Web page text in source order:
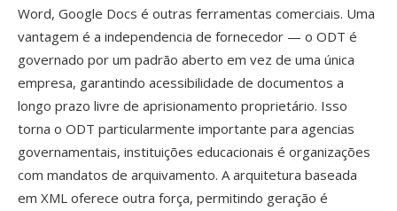
Word, Google Docs é outras ferramentas comerciais. Uma
vantagem é a independencia de fornecedor — o ODT é
governado por um padrão aberto em vez de uma única
empresa, garantindo acessibilidade de documentos a
longo prazo livre de aprisionamento proprietário. Isso
torna o ODT particularmente importante para agencias
governamentais, instituições educacionais é organizações
com mandatos de arquivamento. A arquitetura baseada
em XML oferece outra força, permitindo geração é